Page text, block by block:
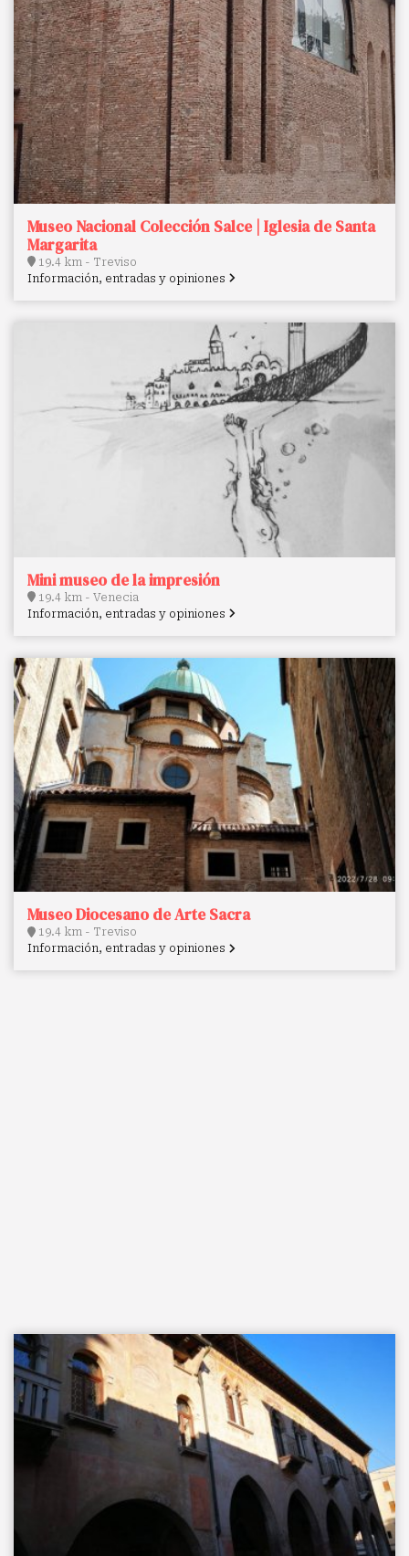
Museo Nacional Colección Salce | Iglesia de Santa
Margarita
19.4 km - Treviso
Información, entradas y opiniones
Mini museo de la impresión
19.4 km - Venecia
Información, entradas y opiniones
Museo Diocesano de Arte Sacra
19.4 km - Treviso
Información, entradas y opiniones